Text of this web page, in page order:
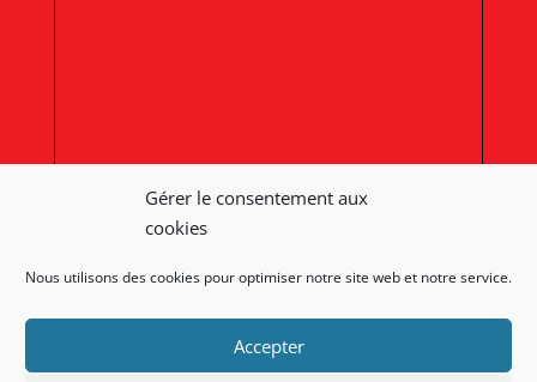
Gérer le consentement aux
cookies
Nous utilisons des cookies pour optimiser notre site web et notre service.
Accepter
Afficher une carte plus grande